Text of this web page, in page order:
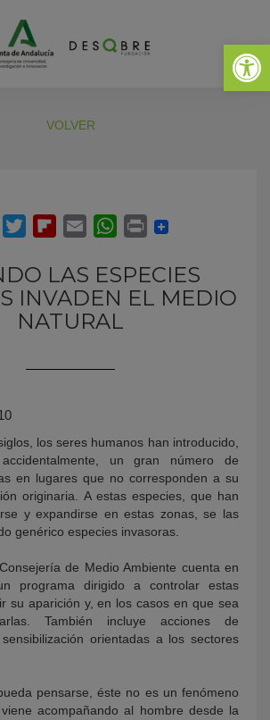
Abrir
VOLVER
LAS ESPECIES
INVADEN EL MEDIO
NATURAL
los seres humanos han introducido,
un gran número de
en lugares que no corresponden a su
originaria. A estas especies, que han
y expandirse en estas zonas, se las
genérico especies invasoras.
de Medio Ambiente cuenta en
programa dirigido a controlar estas
su aparición y, en los casos en que sea
También incluye acciones de
orientadas a los sectores
pensarse, éste no es un fenómeno
acompañando al hombre desde la